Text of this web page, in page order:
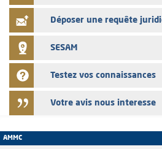
Déposer une requête
SESAM
Testez vos connaissances
Votre avis nous interesse
AMMC